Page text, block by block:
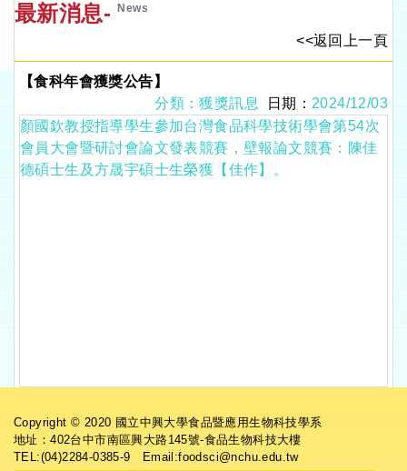
最新消息-News
<<返回上一頁
【食科年會獲獎公告】
分類：獲獎訊息
日期： 2024/12/03
顏國欽教授指導學生參加台灣食品科學技術學會第54次
會員大會暨研討會論文發表競賽，壁報論文競賽：陳佳
德碩士生及方晟宇碩士生榮獲【佳作】。
Copyright © 2020 國立中興大學食品暨應用生物科技學系
地址：402台中市南區興大路145號-食品生物科技大樓
TEL:(04)2284-0385-9 Email:foodsci@nchu.edu.tw